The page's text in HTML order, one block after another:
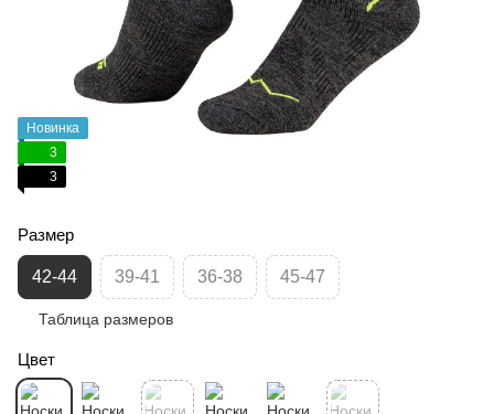
Новинка
3
3
Размер
42-44 39-41 36-38 45-47
Таблица размеров
Цвет